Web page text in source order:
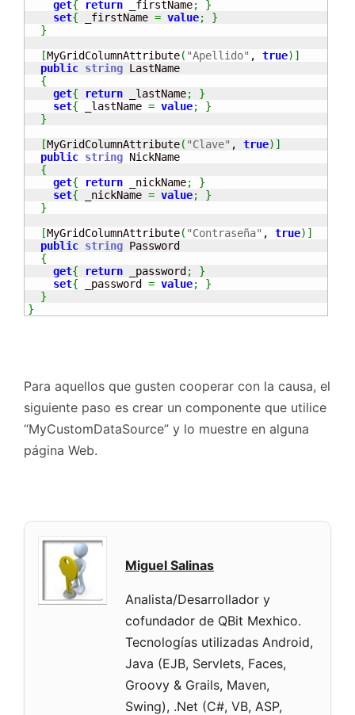
get{ return _firstName;
}
set{ _firstName = value;
}
}
[MyGridColumnAttribute( "Apellido" , true) ]
public string LastName
{
get{ return _lastName;
}
set{ _lastName = value;
}
}
[MyGridColumnAttribute( "Clave" , true) ]
public string NickName
{
get{ return _nickName;
}
set{ _nickName = value;
}
}
[MyGridColumnAttribute( "Contraseña" , true) ]
public string Password
{
get{ return _password ;
}
set{ _password = value;
}
}
}
Para aquellos que gusten cooperar con la causa, el
siguiente paso es crear un componente que utilice
“MyCustomDataSource” y lo muestre en alguna
página Web.
Miguel Salinas
Analista/Desarrollador y
cofundador de QBit Mexhico.
Tecnologías utilizadas Android,
Java (EJB, Servlets, Faces,
Groovy & Grails, Maven,
Swing), .Net (C#, VB, ASP,